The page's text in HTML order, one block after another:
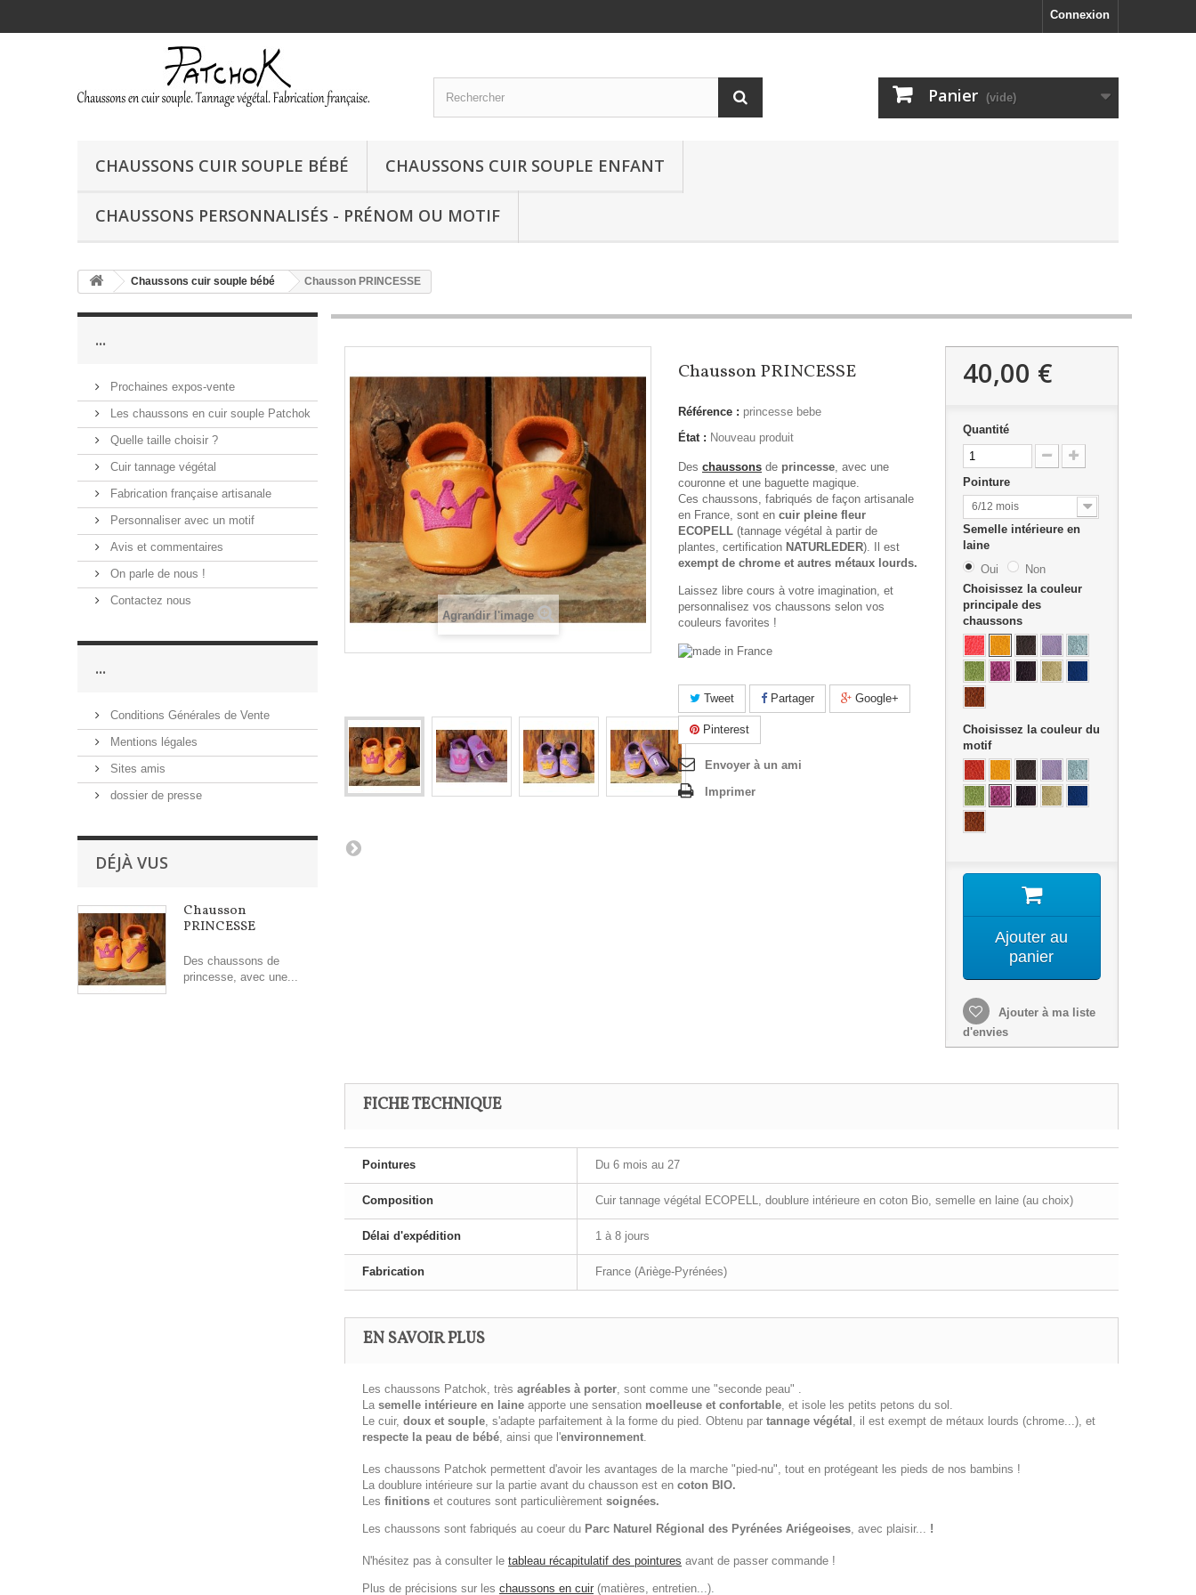
Connexion
Panier (vide)
CHAUSSONS CUIR SOUPLE BÉBÉ CHAUSSONS CUIR SOUPLE ENFANT
CHAUSSONS PERSONNALISÉS - PRÉNOM OU MOTIF
Chaussons cuir souple bébé Chausson PRINCESSE
...
Prochaines expos-vente
Les chaussons en cuir souple Patchok
Quelle taille choisir ?
Cuir tannage végétal
Fabrication française artisanale
Personnaliser avec un motif
Avis et commentaires
On parle de nous !
Contactez nous
...
Conditions Générales de Vente
Mentions légales
Sites amis
dossier de presse
DÉJÀ VUS
Chausson
PRINCESSE
Des chaussons de
princesse, avec une...
Agrandir l'image
Chausson PRINCESSE
Référence : princesse bebe
État : Nouveau produit
Des chaussons de princesse, avec une
couronne et une baguette magique.
Ces chaussons, fabriqués de façon artisanale
en France, sont en cuir pleine fleur
ECOPELL (tannage végétal à partir de
plantes, certification NATURLEDER). Il est
exempt de chrome et autres métaux lourds.
Laissez libre cours à votre imagination, et
personnalisez vos chaussons selon vos
couleurs favorites !
Tweet Partager Google+
Pinterest
Envoyer à un ami
Imprimer
40,00 €
Quantité
Pointure
6/12 mois
Semelle intérieure en
laine
Oui
Non
Choisissez la couleur
principale des
chaussons
Choisissez la couleur du
motif
Ajouter au
panier
Ajouter à ma liste
d'envies
FICHE TECHNIQUE
Pointures Du 6 mois au 27
Composition Cuir tannage végétal ECOPELL, doublure intérieure en coton Bio, semelle en laine (au choix)
Délai d'expédition 1 à 8 jours
Fabrication France (Ariège-Pyrénées)
EN SAVOIR PLUS
Les chaussons Patchok, très agréables à porter , sont comme une "seconde peau" .
La semelle intérieure en laine apporte une sensation moelleuse et confortable , et isole les petits petons du sol.
Le cuir, doux et souple , s'adapte parfaitement à la forme du pied. Obtenu par tannage végétal , il est exempt de métaux lourds (chrome...), et
respecte la peau de bébé , ainsi que l'environnement
Les chaussons Patchok permettent d'avoir les avantages de la marche "pied-nu", tout en protégeant les pieds de nos bambins !
La doublure intérieure sur la partie avant du chausson est en coton BIO.
Les finitions et coutures sont particulièrement soignées.
Les chaussons sont fabriqués au coeur du Parc Naturel Régional des Pyrénées Ariégeoises , avec plaisir... !
N'hésitez pas à consulter le tableau récapitulatif des pointures avant de passer commande !
Plus de précisions sur les chaussons en cuir (matières, entretien...).